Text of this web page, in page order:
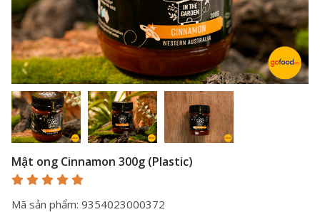
Mật ong Cinnamon 300g (Plastic)
Mã sản phẩm: 9354023000372